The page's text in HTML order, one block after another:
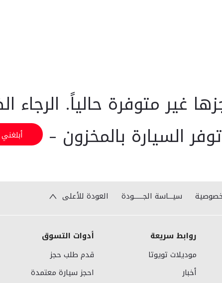
غير متوفرة حالياً.
توفر السيارة بالمخزون -
أبلغني
سيـــاسة الجــــــودة العودة للأعلى
روابط سريعة
موديلات تويوتا
أخبار
أدوات التسوق
قدم طلب حجز
احجز سيارة معتمدة